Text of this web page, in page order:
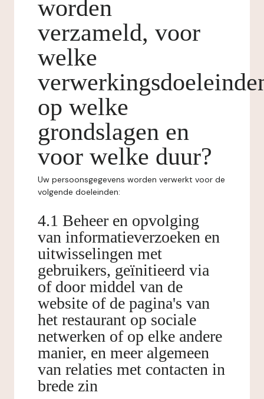
worden
verzameld, voor
welke
op welke
grondslagen en
voor welke duur?
Uw persoonsgegevens worden verwerkt voor de
volgende doeleinden:
4.1 Beheer en opvolging
van informatieverzoeken en
uitwisselingen met
gebruikers, geïnitieerd via
of door middel van de
website of de pagina's van
het restaurant op sociale
netwerken of op elke andere
manier, en meer algemeen
van relaties met contacten in
brede zin